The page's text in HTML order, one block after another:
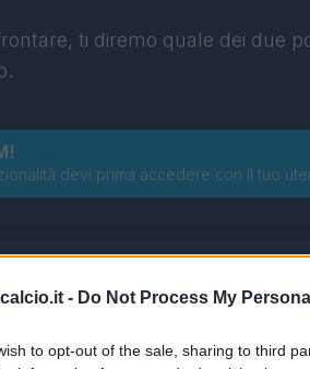
- Do Not Process My
to opt-out of the sale, sharing to third
ti diremo quale dei due
devi prima accedere con il tuo